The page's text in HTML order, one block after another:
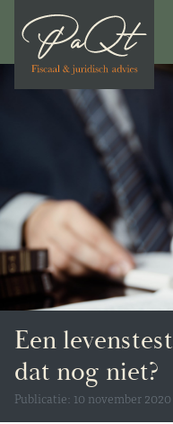
Een
dat nog niet?
Publicatie: 10 november 2020